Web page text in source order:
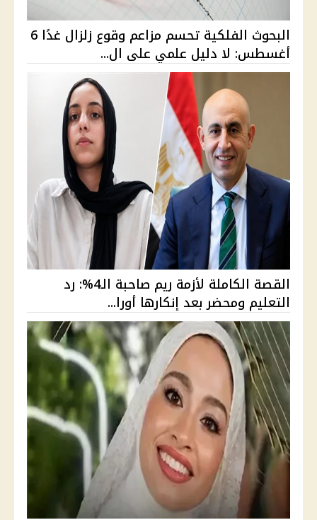
البحوث الفلكية تحسم مزاعم وقوع زلزال غدًا 6
أغسطس: لا دليل علمي على ال...
القصة الكاملة لأزمة ريم صاحبة الـ4%: رد
التعليم ومحضر بعد إنكارها أورا...